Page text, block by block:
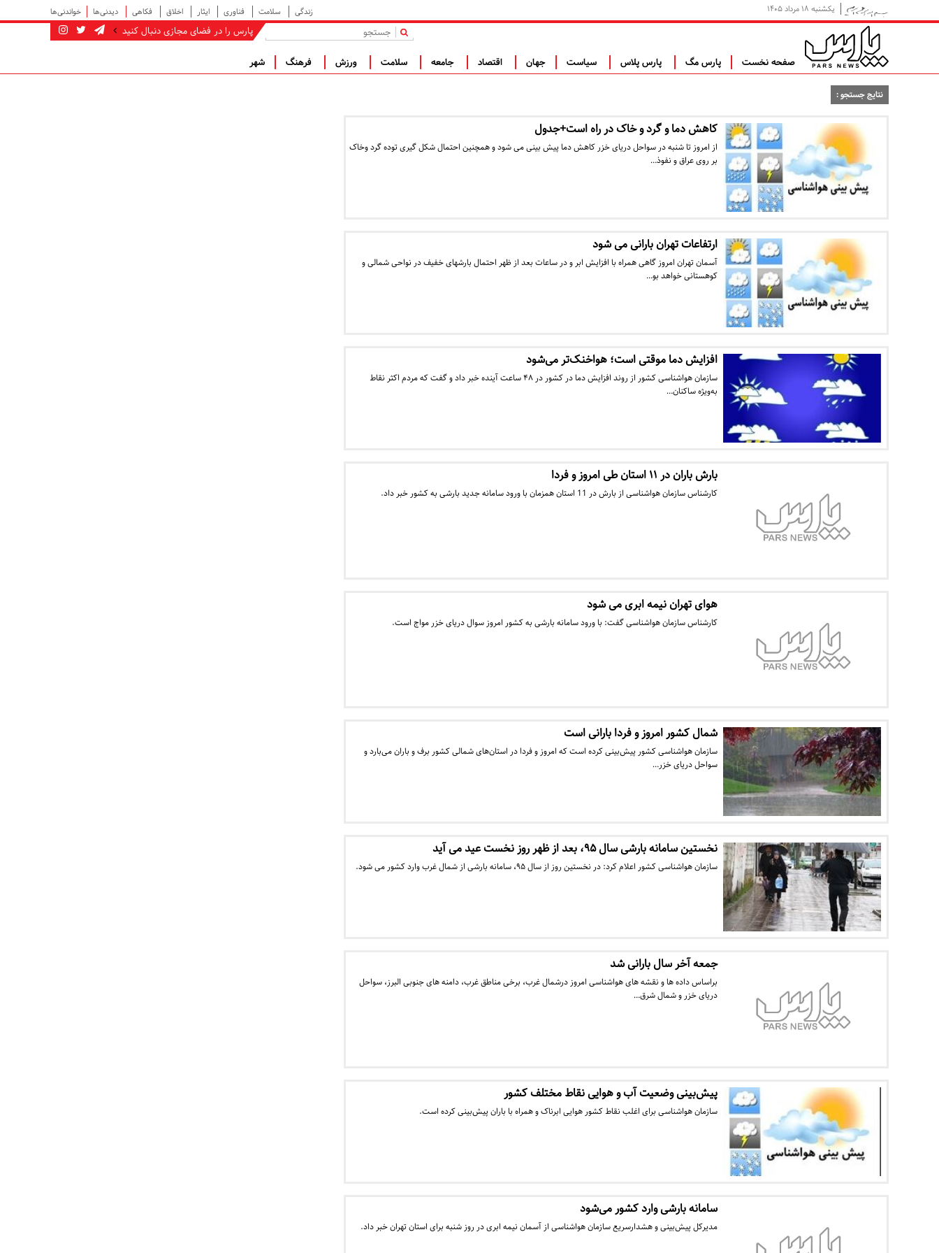
یکشنبه ۱۸ مرداد ۱۴۰۵ زندگی سلامت فناوری ایثار اخلاق فکاهی دیدنی‌ها خواندنی‌ها
پارس را در فضای مجازی دنبال کنید |
صفحه نخست پارس مگ پارس پلاس سیاست جهان اقتصاد جامعه سلامت ورزش فرهنگ شهر
نتایج جستجو :
کاهش دما و گرد و خاک در راه است+جدول
از امروز تا شنبه در سواحل دریای خزر کاهش دما پیش بینی می شود و همچنین احتمال شکل گیری توده گرد وخاک
بر روی عراق و نفوذ…
ارتفاعات تهران بارانی می شود
آسمان تهران امروز گاهی همراه با افزایش ابر و در ساعات بعد از ظهر احتمال بارشهای خفیف در نواحی شمالی و
کوهستانی خواهد بو…
افزایش دما موقتی است؛ هواخنک‌تر می‌شود
سازمان هواشناسی کشور از روند افزایش دما در کشور در ۴۸ ساعت آینده خبر داد و گفت که مردم اکثر نقاط
به‌ویژه ساکنان…
بارش باران در ۱۱ استان طی امروز و فردا
کارشناس سازمان هواشناسی از بارش در 11 استان همزمان با ورود سامانه جدید بارشی به کشور خبر داد.
هوای تهران نیمه ابری می شود
کارشناس سازمان هواشناسی گفت: با ورود سامانه بارشی به کشور امروز سوال دریای خزر مواج است.
شمال کشور امروز و فردا بارانی است
سازمان هواشناسی کشور پیش‌بینی کرده است که امروز و فردا در استان‌های شمالی کشور برف و باران می‌بارد و
سواحل دریای خزر…
نخستین سامانه بارشی سال ۹۵، بعد از ظهر روز نخست عید می آید
سازمان هواشناسی کشور اعلام کرد: در نخستین روز از سال ۹۵، سامانه بارشی از شمال غرب وارد کشور می شود.
جمعه آخر سال بارانی شد
براساس داده ها و نقشه های هواشناسی امروز درشمال غرب، برخی مناطق غرب، دامنه های جنوبی البرز، سواحل
دریای خزر و شمال شرق…
پیش‌بینی وضعیت آب و هوایی نقاط مختلف کشور
سازمان هواشناسی برای اغلب نقاط کشور هوایی ابرناک و همراه با باران پیش‌بینی کرده است.
سامانه بارشی وارد کشور می‌شود
مدیرکل پیش‌بینی و هشدارسریع سازمان هواشناسی از آسمان نیمه ابری در روز شنبه برای استان تهران خبر داد.